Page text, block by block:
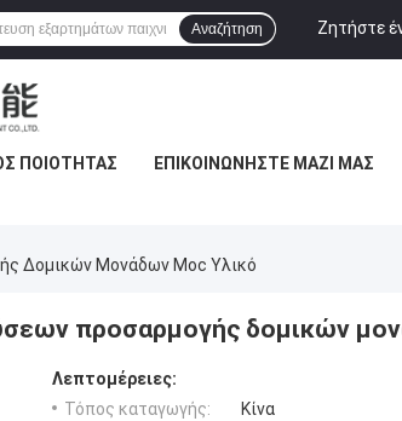
Ζητήστε
Αναζήτηση
ΠΟΙΌΤΗΤΑΣ ΕΠΙΚΟΙΝΩΝΉΣΤΕ ΜΑΖΊ ΜΑΣ
Δομικών Μονάδων Moc Υλικό
προσαρμογής δομικών
Λεπτομέρειες:
Τόπος καταγωγής:
Κίνα